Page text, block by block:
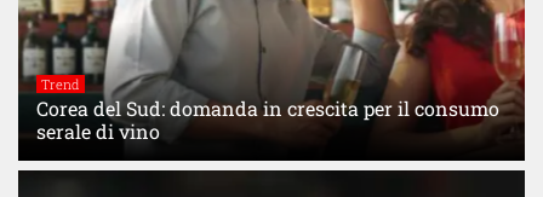
Trend
Corea del Sud: domanda in crescita per il consumo
serale di vino